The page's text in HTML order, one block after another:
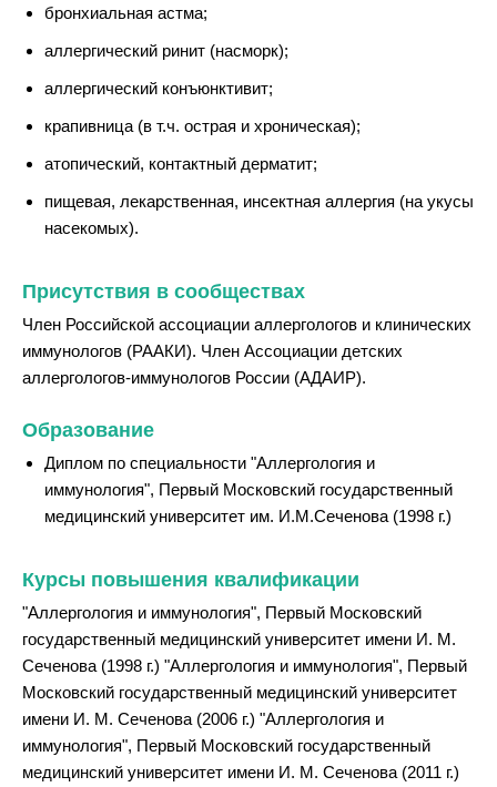
бронхиальная астма;
аллергический ринит (насморк);
аллергический конъюнктивит;
крапивница (в т.ч. острая и хроническая);
атопический, контактный дерматит;
пищевая, лекарственная, инсектная аллергия (на укусы
насекомых).
Присутствия в сообществах
Член Российской ассоциации аллергологов и клинических
иммунологов (РААКИ). Член Ассоциации детских
аллергологов-иммунологов России (АДАИР).
Образование
Диплом по специальности "Аллергология и
иммунология", Первый Московский государственный
медицинский университет им. И.М.Сеченова (1998 г.)
Курсы повышения квалификации
"Аллергология и иммунология", Первый Московский
государственный медицинский университет имени И. М.
Сеченова (1998 г.) "Аллергология и иммунология", Первый
Московский государственный медицинский университет
имени И. М. Сеченова (2006 г.) "Аллергология и
иммунология", Первый Московский государственный
медицинский университет имени И. М. Сеченова (2011 г.)